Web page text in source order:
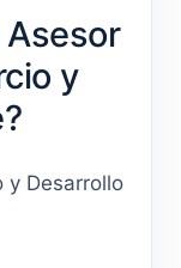
Asesor
y
y Desarrollo